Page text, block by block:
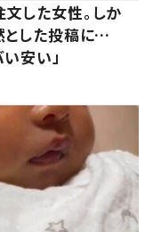
した女性。しか
とした投稿に…
い安い」